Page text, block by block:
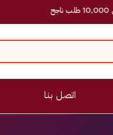
اتصل بنا